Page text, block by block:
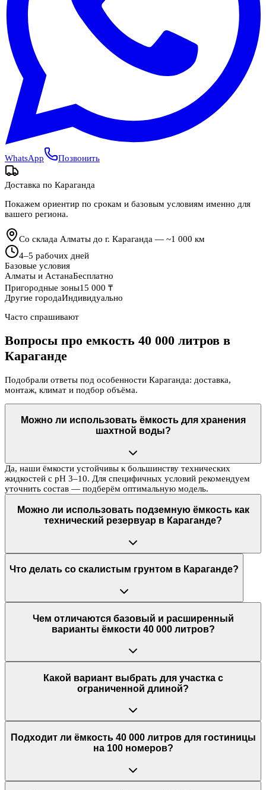
WhatsApp Позвонить
Доставка по Караганда
Покажем ориентир по срокам и базовым условиям именно для
вашего региона.
Со склада Алматы до г. Караганда — ~1 000 км
4–5 рабочих дней
Базовые условия
Алматы и АстанаБесплатно
Пригородные зоны15 000 ₸
Другие городаИндивидуально
Часто спрашивают
Вопросы про емкость 40 000 литров в
Караганде
Подобрали ответы под особенности Караганда: доставка,
монтаж, климат и подбор объёма.
Можно ли использовать ёмкость для хранения
шахтной воды?
Да, наши ёмкости устойчивы к большинству технических
жидкостей с pH 3–10. Для специфичных условий рекомендуем
уточнить состав — подберём оптимальную модель.
Можно ли использовать подземную ёмкость как
технический резервуар в Караганде?
Что делать со скалистым грунтом в Караганде?
Чем отличаются базовый и расширенный
варианты ёмкости 40 000 литров?
Какой вариант выбрать для участка с
ограниченной длиной?
Подходит ли ёмкость 40 000 литров для гостиницы
на 100 номеров?